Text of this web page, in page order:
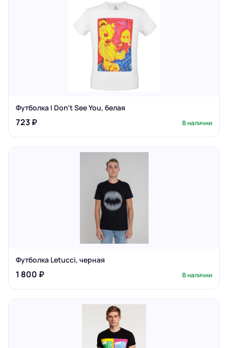
Футболка I Don't See You, белая
723 ₽ В наличии
Футболка Letucci, черная
1 800 ₽ В наличии